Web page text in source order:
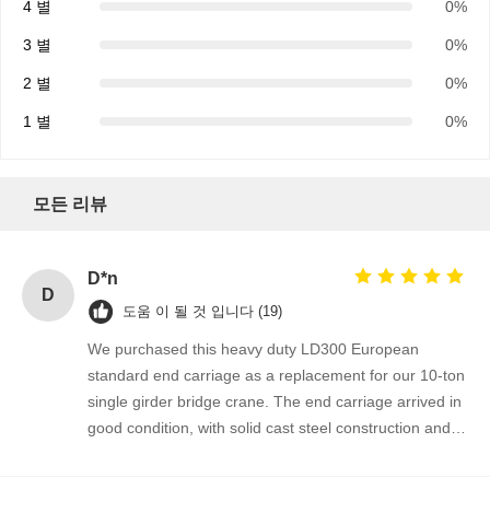
4 별 0%
3 별 0%
2 별 0%
1 별 0%
모든 리뷰
D
D*n
도움 이 될 것 입니다 (19)
We purchased this heavy duty LD300 European
standard end carriage as a replacement for our 10-ton
single girder bridge crane. The end carriage arrived in
good condition, with solid cast steel construction and